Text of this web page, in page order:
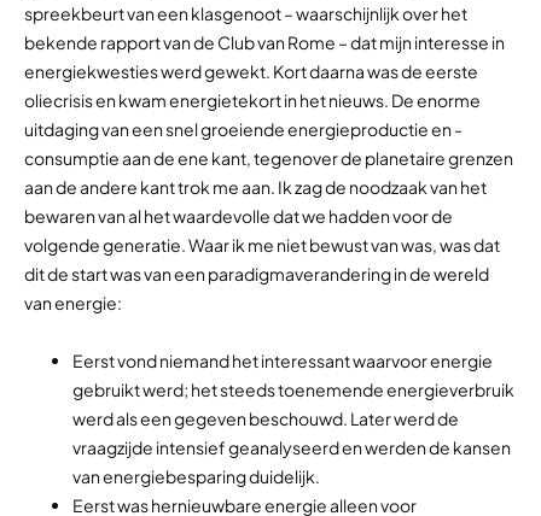
spreekbeurt van een klasgenoot – waarschijnlijk over het
bekende rapport van de Club van Rome – dat mijn interesse in
energiekwesties werd gewekt. Kort daarna was de eerste
oliecrisis en kwam energietekort in het nieuws. De enorme
uitdaging van een snel groeiende energieproductie en -
consumptie aan de ene kant, tegenover de planetaire grenzen
aan de andere kant trok me aan. Ik zag de noodzaak van het
bewaren van al het waardevolle dat we hadden voor de
volgende generatie. Waar ik me niet bewust van was, was dat
dit de start was van een paradigmaverandering in de wereld
van energie:
Eerst vond niemand het interessant waarvoor energie
gebruikt werd; het steeds toenemende energieverbruik
werd als een gegeven beschouwd. Later werd de
vraagzijde intensief geanalyseerd en werden de kansen
van energiebesparing duidelijk.
Eerst was hernieuwbare energie alleen voor